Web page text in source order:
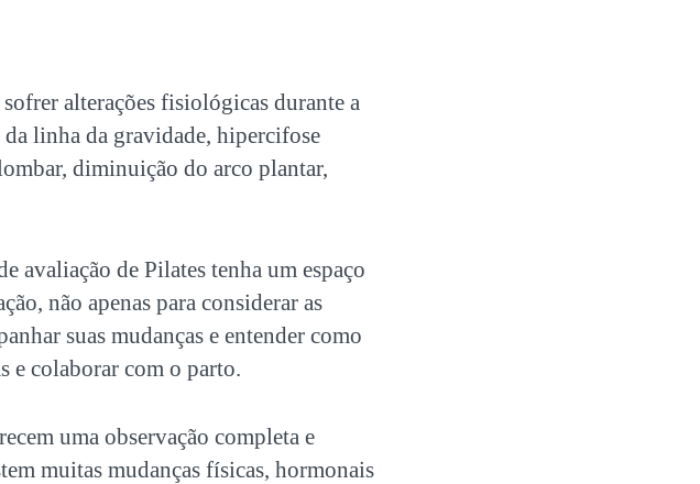
alterações fisiológicas durante a
linha da gravidade, hipercifose
diminuição do arco plantar,
avaliação de Pilates tenha um espaço
não apenas para considerar as
suas mudanças e entender como
e colaborar com o parto.
uma observação completa e
muitas mudanças físicas, hormonais